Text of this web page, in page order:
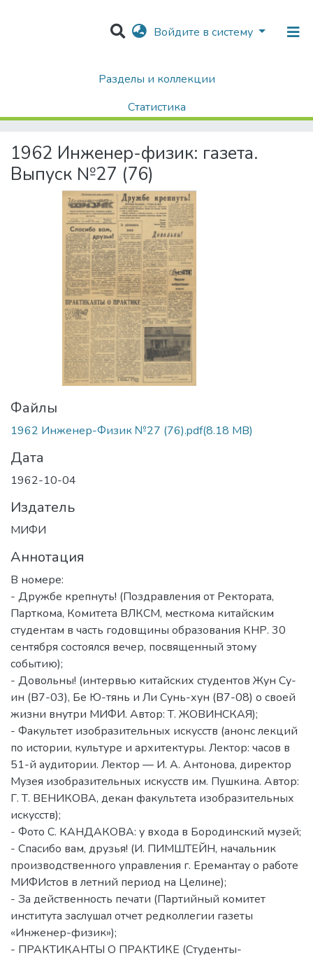
Войдите в систему
Разделы и коллекции
Статистика
Хроника Университета и упоминания в СМИ
1962 Инженер-физик: газета. Выпуск №27 (76)
1962 Инженер-физик: газета.
Выпуск №27 (76)
Файлы
1962 Инженер-Физик №27 (76).pdf(8.18 MB)
Дата
1962-10-04
Издатель
МИФИ
Аннотация
В номере:
- Дружбе крепнуть! (Поздравления от Ректората,
Парткома, Комитета ВЛКСМ, месткома китайским
студентам в часть годовщины образования КНР. 30
сентября состоялся вечер, посвященный этому
событию);
- Довольны! (интервью китайских студентов Жун Су-
ин (В7-03), Бе Ю-тянь и Ли Сунь-хун (В7-08) о своей
жизни внутри МИФИ. Автор: Т. ЖОВИНСКАЯ);
- Факультет изобразительных искусств (анонс лекций
по истории, культуре и архитектуры. Лектор: часов в
51-й аудитории. Лектор — И. А. Антонова, директор
Музея изобразительных искусств им. Пушкина. Автор:
Г. Т. ВЕНИКОВА, декан факультета изобразительных
искусств);
- Фото С. КАНДАКОВА: у входа в Бородинский музей;
- Спасибо вам, друзья! (И. ПИМШТЕЙН, начальник
производственного управления г. Еремантау о работе
МИФИстов в летний период на Целине);
- За действенность печати (Партийный комитет
института заслушал отчет редколлегии газеты
«Инженер-физик»);
- ПРАКТИКАНТЫ О ПРАКТИКЕ (Студенты-